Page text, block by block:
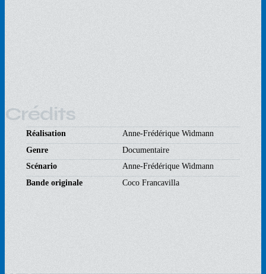
Crédits
Réalisation
Anne-Frédérique Widmann
Genre
Documentaire
Scénario
Anne-Frédérique Widmann
Bande originale
Coco Francavilla